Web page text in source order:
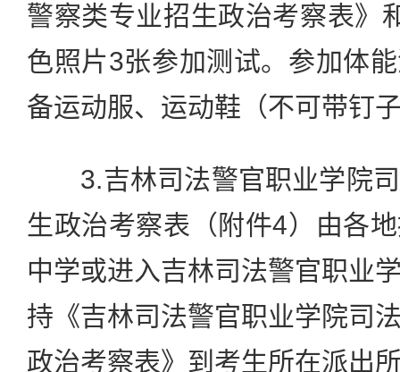
警察类专业招生政治考察表》
色照片3张参加测试。参加体
备运动服、运动鞋（不可带钉
3.吉林司法警官职业学院司
生政治考察表（附件4）由各
中学或进入吉林司法警官职业
持《吉林司法警官职业学院司
政治考察表》到考生所在派出